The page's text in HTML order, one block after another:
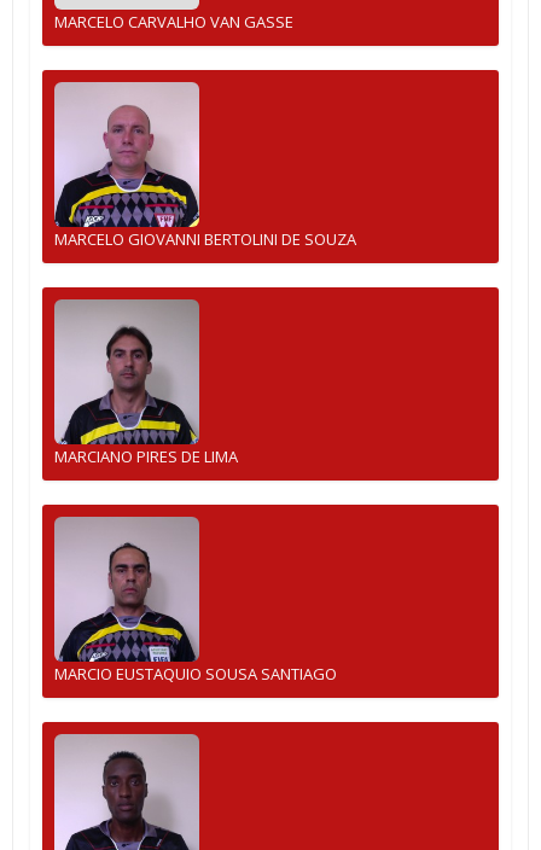
MARCELO CARVALHO VAN GASSE
MARCELO GIOVANNI BERTOLINI DE SOUZA
MARCIANO PIRES DE LIMA
MARCIO EUSTAQUIO SOUSA SANTIAGO